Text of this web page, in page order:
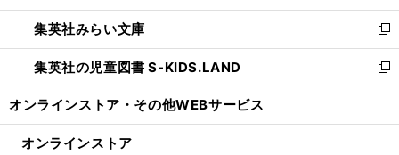
開
く
ウ
で
開
く
ン
ド
ウ
で
ウ
ィ
ン
ド
開
集英社みらい文庫
新
し
い
ン
集英社の児童図書 S-KIDS.LAND
新
ウ
オンラインストア・ その他WEBサービス
オンラインストア